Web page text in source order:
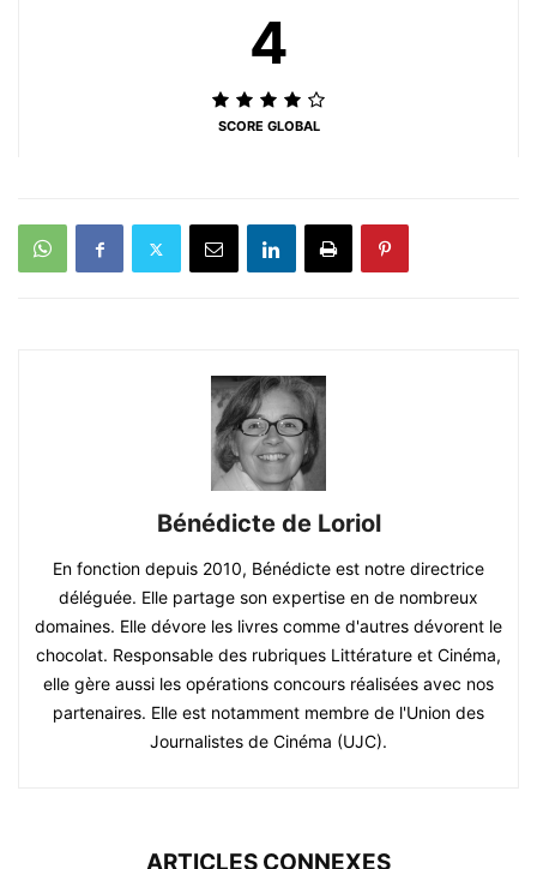
4
SCORE GLOBAL
Bénédicte de Loriol
En fonction depuis 2010, Bénédicte est notre directrice
déléguée. Elle partage son expertise en de nombreux
domaines. Elle dévore les livres comme d'autres dévorent le
chocolat. Responsable des rubriques Littérature et Cinéma,
elle gère aussi les opérations concours réalisées avec nos
partenaires. Elle est notamment membre de l'Union des
Journalistes de Cinéma (UJC).
ARTICLES CONNEXES